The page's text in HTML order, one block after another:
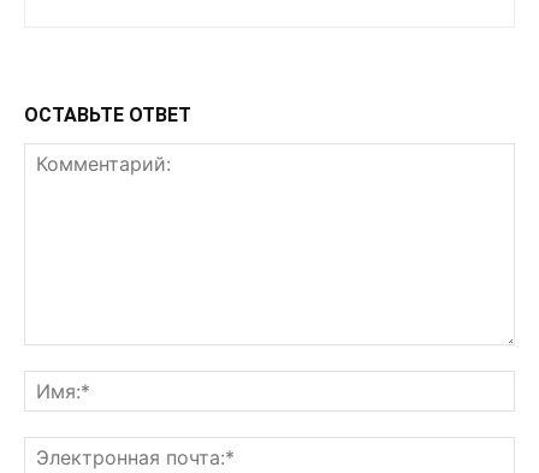
ОСТАВЬТЕ ОТВЕТ